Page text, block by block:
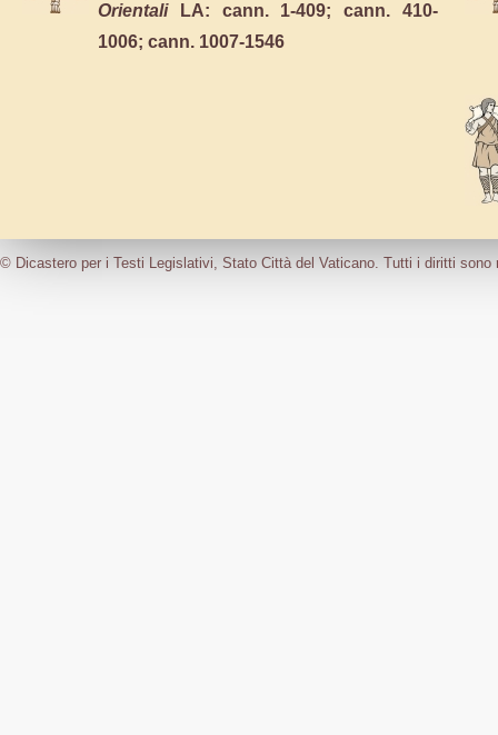
OrientaliLA: cann. 1-409;cann. 410-
1006; cann. 1007-1546
© Dicastero per i Testi Legislativi, Stato Città del Vaticano. Tutti i diritti sono